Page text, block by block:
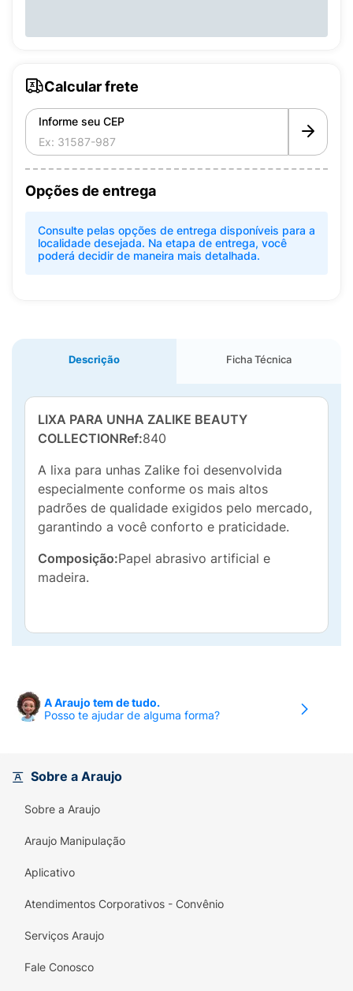
Calcular frete
Informe seu CEP
Opções de entrega
Consulte pelas opções de entrega disponíveis para a
localidade desejada. Na etapa de entrega, você
poderá decidir de maneira mais detalhada.
Descrição Ficha Técnica
LIXA PARA UNHA ZALIKE BEAUTY
COLLECTIONRef:840
A lixa para unhas Zalike foi desenvolvida
especialmente conforme os mais altos
padrões de qualidade exigidos pelo mercado,
garantindo a você conforto e praticidade.
Composição:Papel abrasivo artificial e
madeira.
A Araujo tem de tudo.
Posso te ajudar de alguma forma?
Sobre a Araujo
Sobre a Araujo
Araujo Manipulação
Aplicativo
Atendimentos Corporativos - Convênio
Serviços Araujo
Fale Conosco